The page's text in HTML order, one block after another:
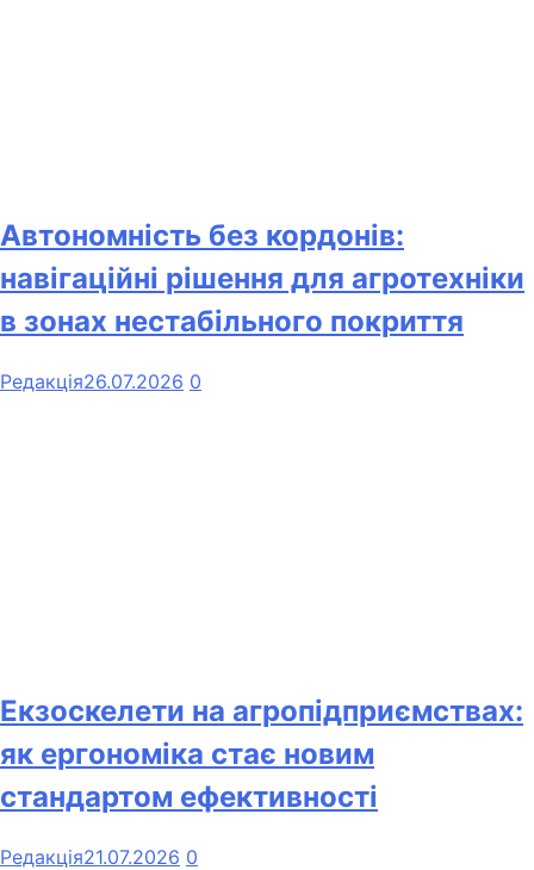
Автономність без кордонів:
навігаційні рішення для агротехніки
в зонах нестабільного покриття
Редакція26.07.2026 0
Екзоскелети на агропідприємствах:
як ергономіка стає новим
стандартом ефективності
Редакція21.07.2026 0